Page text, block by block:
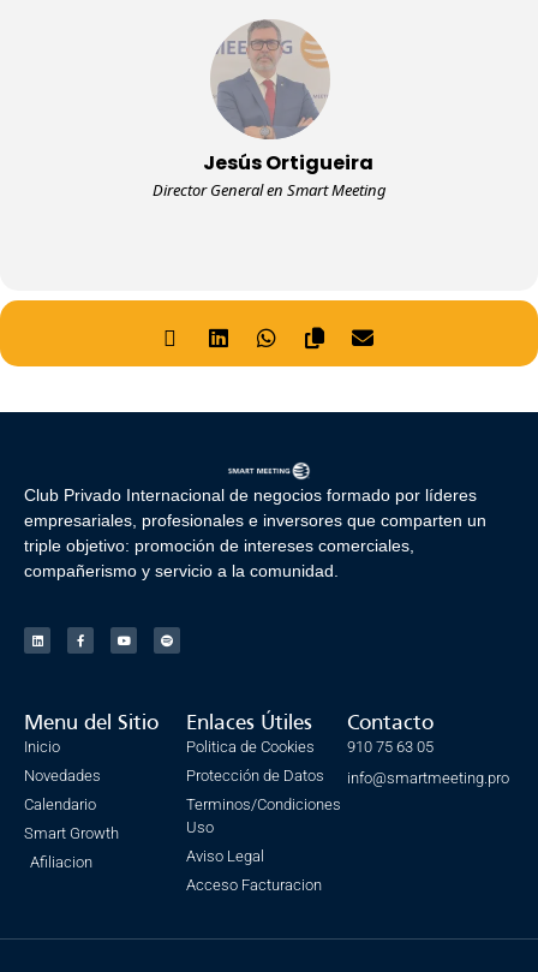
Jesús Ortigueira
Director General en Smart Meeting
Club Privado Internacional de negocios formado por líderes
empresariales, profesionales e inversores que comparten un
triple objetivo: promoción de intereses comerciales,
compañerismo y servicio a la comunidad.
Menu del Sitio
Inicio
Novedades
Calendario
Smart Growth
Afiliacion
Enlaces Útiles
Politica de Cookies
Protección de Datos
Terminos/Condiciones
Uso
Aviso Legal
Acceso Facturacion
Contacto
910 75 63 05
info@smartmeeting.pro